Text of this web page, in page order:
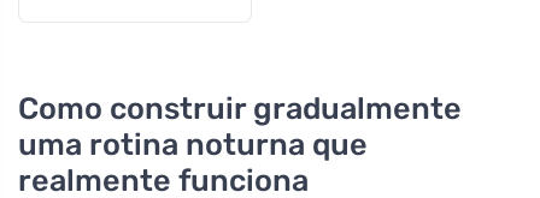
Como construir gradualmente
uma rotina noturna que
realmente funciona